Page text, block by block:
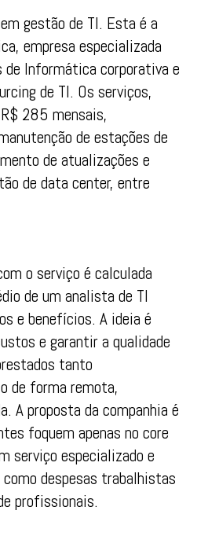
gestão de TI. Esta é a
empresa especializada
de Informática corporativa e
de TI. Os serviços,
285 mensais,
de estações de
de atualizações e
de data center, entre
o serviço é calculada
de um analista de TI
e benefícios. A ideia é
e garantir a qualidade
tanto
de forma remota,
A proposta da companhia é
foquem apenas no core
serviço especializado e
despesas trabalhistas
profissionais.